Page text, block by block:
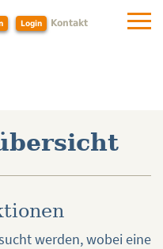
Login Kontakt
werden, wobei eine